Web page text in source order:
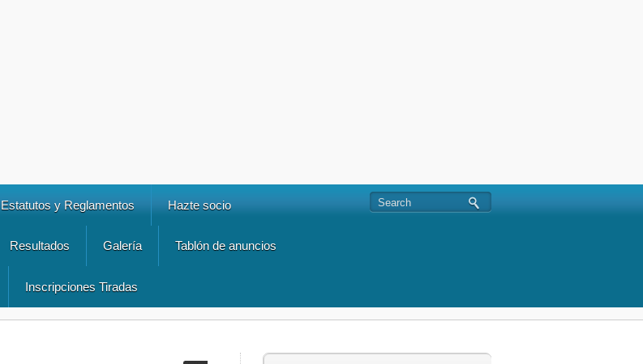
Estatutos y Reglamentos Hazte socio
Resultados Galería Tablón de anuncios
Inscripciones Tiradas